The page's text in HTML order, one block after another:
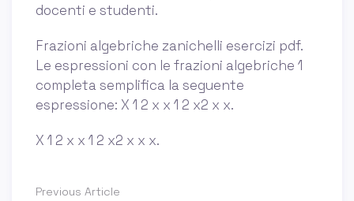
docenti e studenti.
Frazioni algebriche zanichelli esercizi pdf.
Le espressioni con le frazioni algebriche 1
completa semplifica la seguente
espressione: X 1 2 x x 1 2 x2 x x.
X 1 2 x x 1 2 x2 x x x.
Previous Article